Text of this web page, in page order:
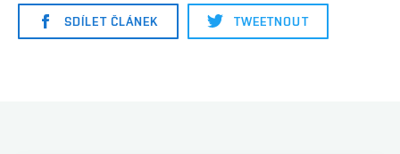
SDÍLET ČLÁNEK TWEETNOUT